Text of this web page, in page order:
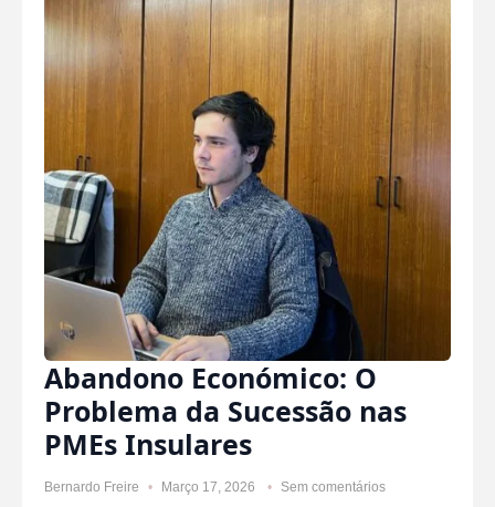
Abandono Económico: O
Problema da Sucessão nas
PMEs Insulares
Bernardo Freire Março 17, 2026 Sem comentários